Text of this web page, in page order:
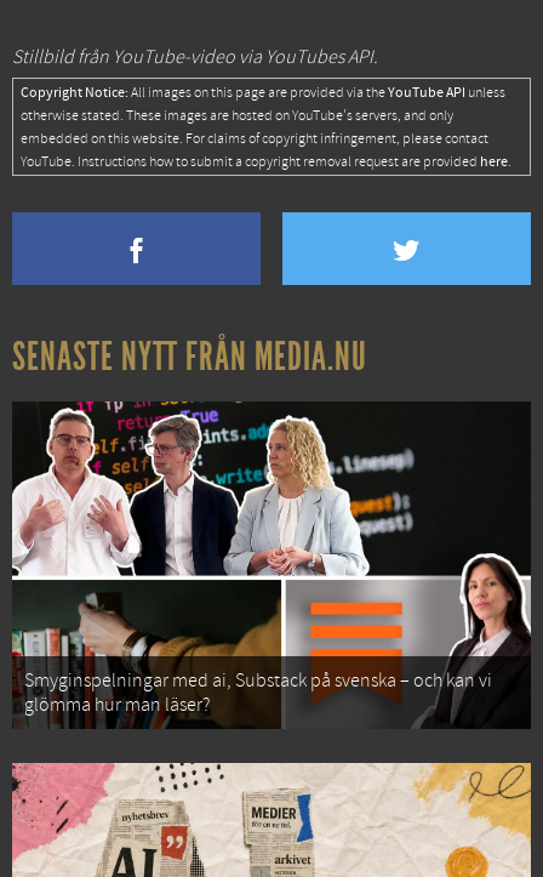
Stillbild från YouTube-video via YouTubes API.
Copyright Notice: All images on this page are provided via theYouTube API unless
otherwise stated. These images are hosted on YouTube's servers, and only
embedded on this website. For claims of copyright infringement, please contact
YouTube. Instructions how to submit a copyright removal request are provided here.
SENASTE NYTT FRÅN MEDIA.NU
Smyginspelningar med ai, Substack på svenska – och kan vi
glömma hur man läser?